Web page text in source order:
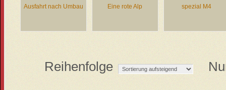
Ausfahrt nach Umbau Eine rote Alp spezial M4
Reihenfolge